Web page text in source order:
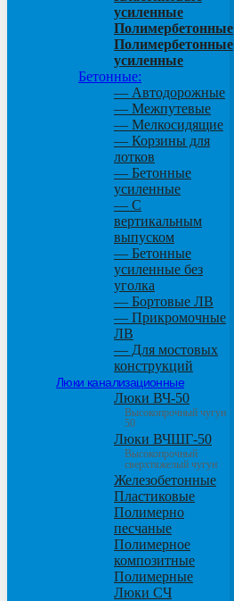
усиленные
Полимербетонные
Полимербетонные
усиленные
Бетонные:
— Автодорожные
— Межпутевые
— Мелкосидящие
— Корзины для
лотков
— Бетонные
усиленные
— С
вертикальным
выпуском
— Бетонные
усиленные без
уголка
— Бортовые ЛВ
— Прикромочные
ЛВ
— Для мостовых
конструкций
Люки канализационные
Люки ВЧ-50
Высокопрочный чугун
50
Люки ВЧШГ-50
Высокопрочный
сверхтяжелый чугун
Железобетонные
Пластиковые
Полимерно
песчаные
Полимерное
композитные
Полимерные
Люки СЧ